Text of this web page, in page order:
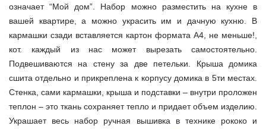
означает “Мой дом”. Набор можно разместить на кухне в
вашей квартире, а можно украсить им и дачную кухню. В
кармашки сзади вставляется картон формата А4, не меньше!,
кот. каждый из нас может вырезать самостоятельно.
Подвешиваются на стену за две петельки. Крыша домика
сшита отдельно и прикреплена к корпусу домика в 5ти местах.
Стенка, сами кармашки, крыша и подставки – внутри проложен
теплон – это ткань сохраняет тепло и придает объем изделию.
Украшает весь набор ручная вышивка в технике рококо и